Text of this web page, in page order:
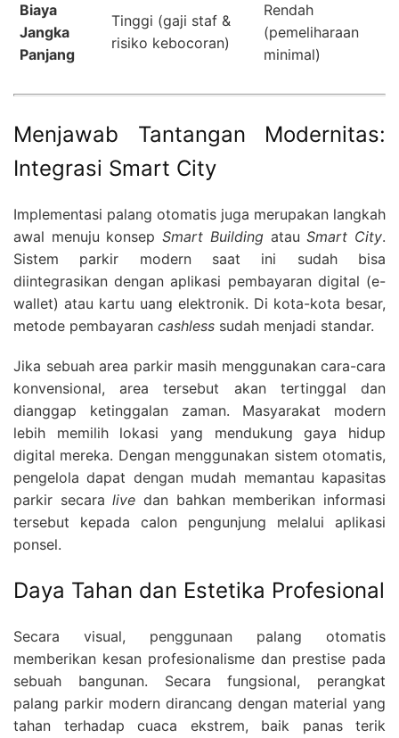
Biaya
Jangka
Panjang
Tinggi (gaji staf &
risiko kebocoran)
Rendah
(pemeliharaan
minimal)
Menjawab Tantangan Modernitas:
Integrasi Smart City
Implementasi palang otomatis juga merupakan langkah
awal menuju konsepSmart BuildingatauSmart City.
Sistem parkir modern saat ini sudah bisa
diintegrasikan dengan aplikasi pembayaran digital (e-
wallet) atau kartu uang elektronik. Di kota-kota besar,
metode pembayaran cashless sudah menjadi standar.
Jika sebuah area parkir masih menggunakan cara-cara
konvensional, area tersebut akan tertinggal dan
dianggap ketinggalan zaman. Masyarakat modern
lebih memilih lokasi yang mendukung gaya hidup
digital mereka. Dengan menggunakan sistem otomatis,
pengelola dapat dengan mudah memantau kapasitas
parkir secaralive dan bahkan memberikan informasi
tersebut kepada calon pengunjung melalui aplikasi
ponsel.
Daya Tahan dan Estetika Profesional
Secara visual, penggunaan palang otomatis
memberikan kesan profesionalisme dan prestise pada
sebuah bangunan. Secara fungsional, perangkat
palang parkir modern dirancang dengan material yang
tahan terhadap cuaca ekstrem, baik panas terik